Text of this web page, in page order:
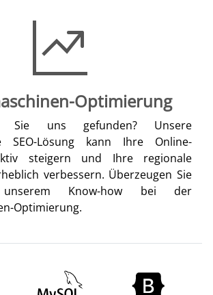
Optimierung
Sie uns gefunden? Unsere
SEO-Lösung kann Ihre Online-
steigern und Ihre regionale
verbessern. Überzeugen Sie
Know-how bei der
Optimierung.